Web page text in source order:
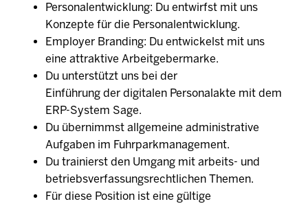
Personalentwicklung: Du entwirfst mit uns
Konzepte für die Personalentwicklung.
Employer Branding: Du entwickelst mit uns
eine attraktive Arbeitgebermarke.
Du unterstützt uns bei der
Einführung der digitalen Personalakte mit dem
ERP-System Sage.
Du übernimmst allgemeine administrative
Aufgaben im Fuhrparkmanagement.
Du trainierst den Umgang mit arbeits- und
betriebsverfassungsrechtlichen Themen.
Für diese Position ist eine gültige